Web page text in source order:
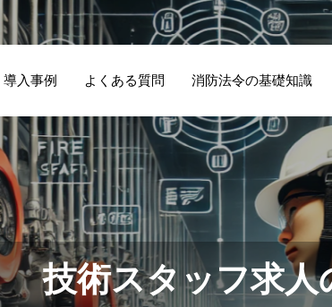
導入事例 よくある質問 消防法令の基礎知識
祖母が住んでいた
古民家を介護施設
に転用したので自
動火災報知設備を
設置してもらいま
飲食店での消防設
備設置基準
技術スタッフ求人